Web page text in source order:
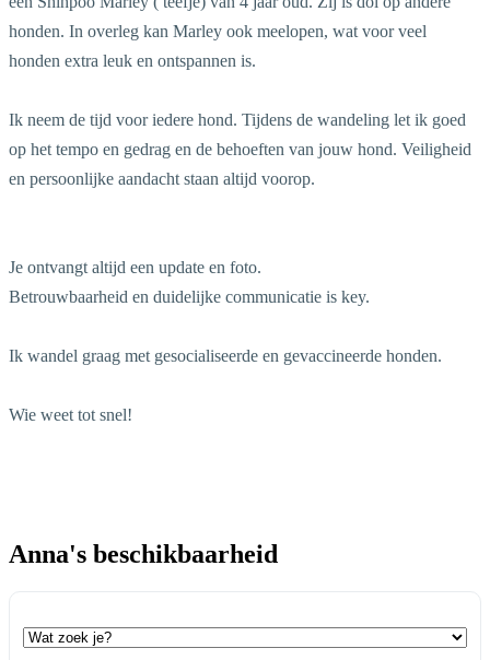
honden. In overleg kan Marley ook meelopen, wat voor veel
honden extra leuk en ontspannen is.
Ik neem de tijd voor iedere hond. Tijdens de wandeling let ik goed
op het tempo en gedrag en de behoeften van jouw hond. Veiligheid
en persoonlijke aandacht staan altijd voorop.
Je ontvangt altijd een update en foto.
Betrouwbaarheid en duidelijke communicatie is key.
Ik wandel graag met gesocialiseerde en gevaccineerde honden.
Wie weet tot snel!
Anna's beschikbaarheid